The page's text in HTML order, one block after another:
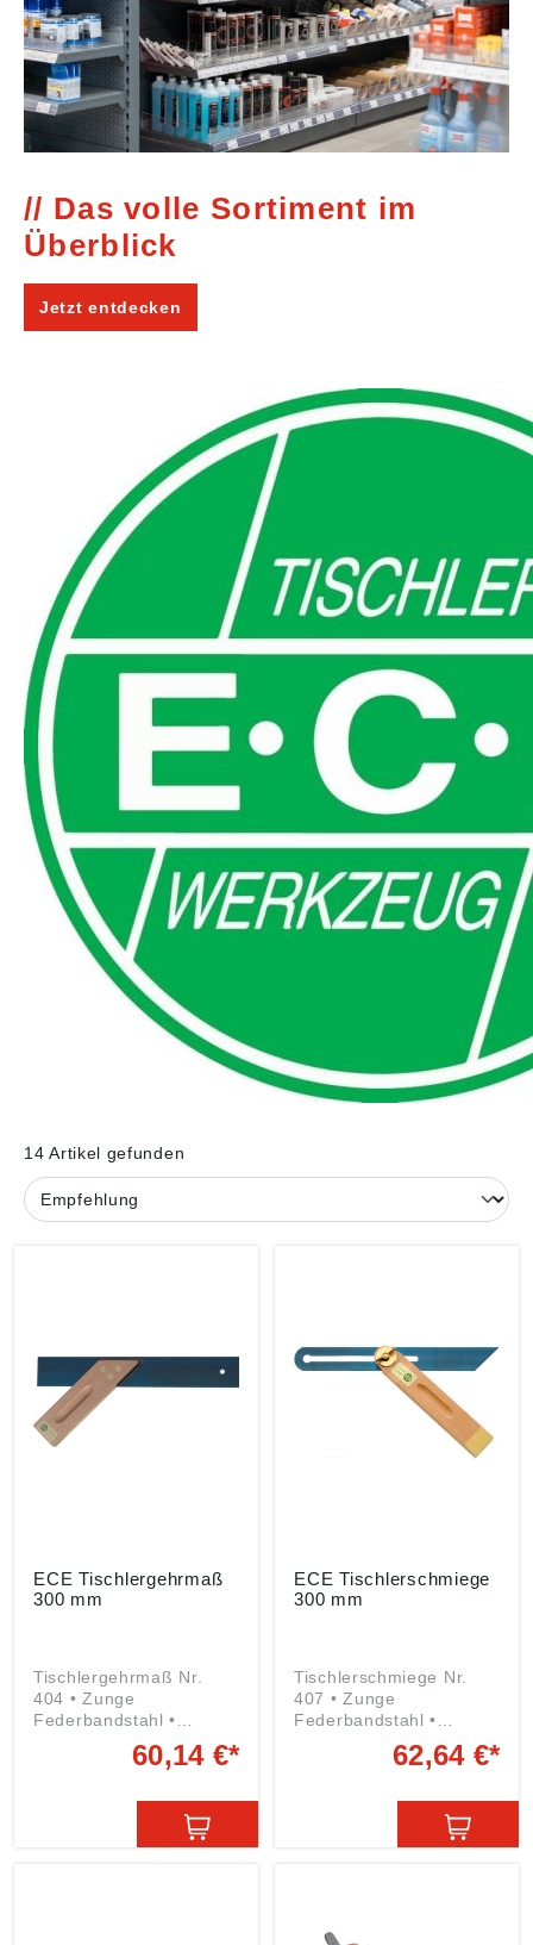
Das volle Sortiment im
Überblick
Jetzt entdecken
14 Artikel gefunden
ECE Tischlergehrmaß
300 mm
Tischlergehrmaß Nr.
404 • Zunge
Federbandstahl •
Schenkel Buchenholz •
Griff beidseitig mit
Messingbeschlag • Zum
Anreißen und Messen
von festen Winkeln von
60,14 €*
ECE Tischlerschmiege
300 mm
Tischlerschmiege Nr.
407 • Zunge
Federbandstahl •
Schenkel Buchenholz •
Griff mit beidseitiger
Produktsicherheitsveror
dnung ((EU) 2023/998):
ece@ecemmerich.de
62,64 €*